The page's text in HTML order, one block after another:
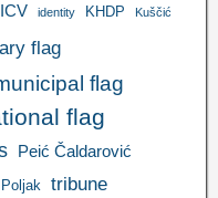
ICV identity KHDP Kuščić
flag
flag
flag
Peić Čaldarović
tribune